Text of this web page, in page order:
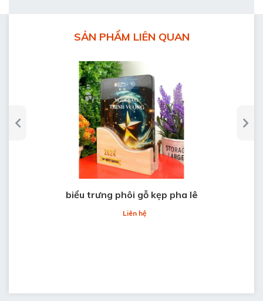
Bước 2: Bộ phận thiết kế vẽ phác họa
Bước 4: Xưởng sản xuất chế tác sản phẩm
Bước 5: Gửi hàng cho khách
Bước 6: Gọi điện xác nhận với khách hàng
Quà tặng Đông Dương là trong đơnvị hàng đầu cung
cấp biểu trưng pha lê
cầu của khách hàng.
Miễn phí thiết kế ( Đội ngũ thiết kế chuyên nghiệp tư vấn
SẢN PHẨM LIÊN QUAN
biểu trưng phôi gỗ kẹp pha lê
Liên hệ